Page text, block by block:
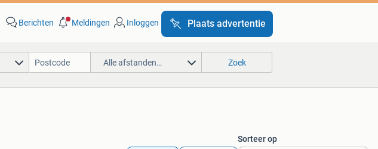
Berichten Meldingen Inloggen Plaats advertentie
Alle afstanden… Zoek
Sorteer op